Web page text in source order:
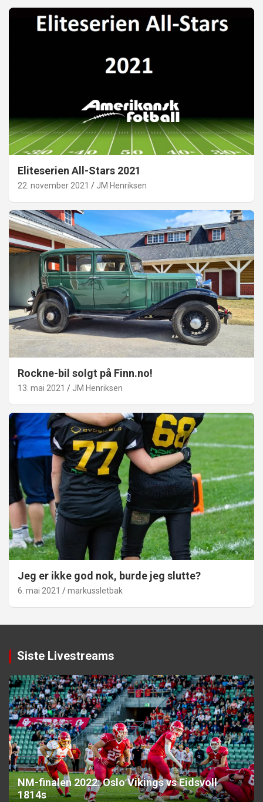
Eliteserien All-Stars 2021
22. november 2021 JM Henriksen
Rockne-bil solgt på Finn.no!
13. mai 2021 JM Henriksen
Jeg er ikke god nok, burde jeg slutte?
6. mai 2021 markussletbak
Siste Livestreams
NM-finalen 2022: Oslo Vikings vs Eidsvoll
1814s